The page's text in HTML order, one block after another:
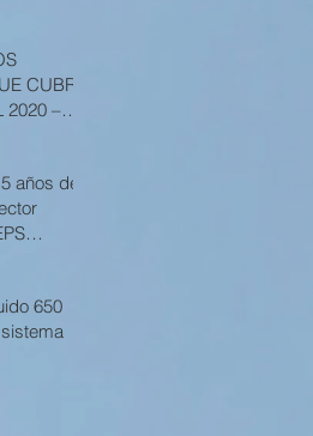
CUBRE
2020 –
años de
650